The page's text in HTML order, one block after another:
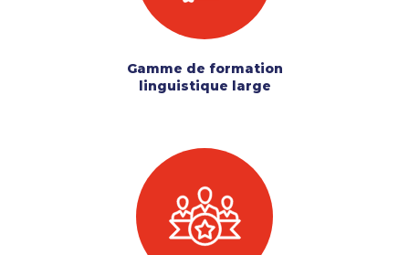
Gamme de formation
linguistique large